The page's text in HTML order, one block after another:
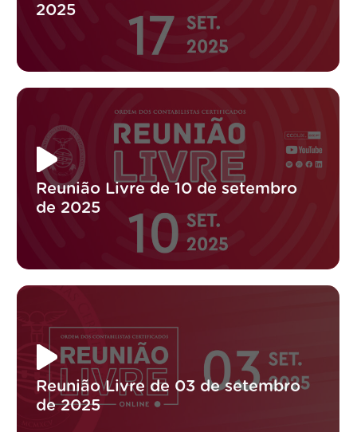
2025
Reunião Livre de 10 de setembro
de 2025
Reunião Livre de 03 de setembro
de 2025